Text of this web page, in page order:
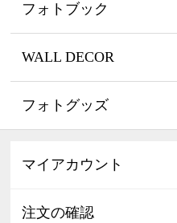
フォトブック
WALL DECOR
フォトグッズ
マイアカウント
注文の確認